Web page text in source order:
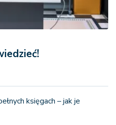
księgach – jak je